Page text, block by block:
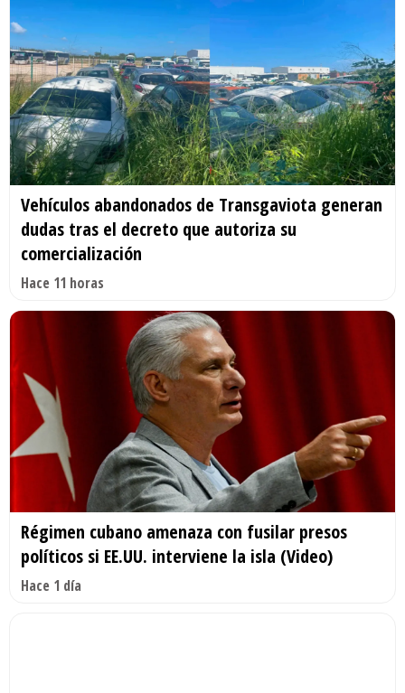
Vehículos abandonados de Transgaviota generan
dudas tras el decreto que autoriza su
comercialización
Hace 11 horas
Régimen cubano amenaza con fusilar presos
políticos si EE.UU. interviene la isla (Video)
Hace 1 día